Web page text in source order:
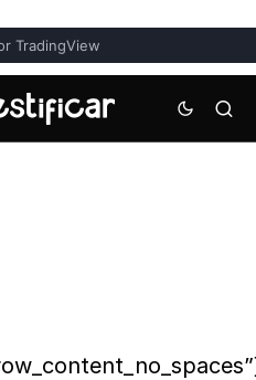
TradingView